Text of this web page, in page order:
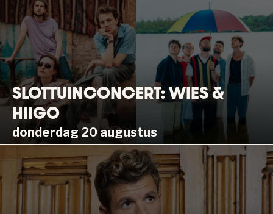
SLOTTUINCONCERT: WIES &
HIIGO
donderdag 20 augustus